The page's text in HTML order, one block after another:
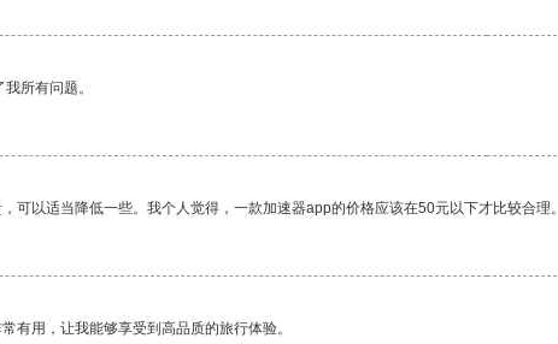
所有问题。
可以适当降低一些。我个人觉得，一款加速器app的价格应该在50元以下才比较合理。
有用，让我能够享受到高品质的旅行体验。